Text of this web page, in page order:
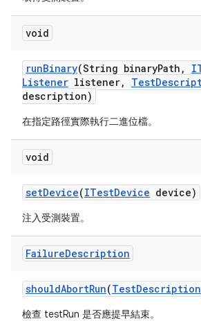
void
runBinary(String binaryPath ,
Listener listener, Test
description)
在指定路徑實際執行二進位檔。
void
setDevice(ITestDevice device)
注入受測裝置。
FailureDescription
shouldAbortRun(TestDescription
檢查 testRun 是否應提早結束。